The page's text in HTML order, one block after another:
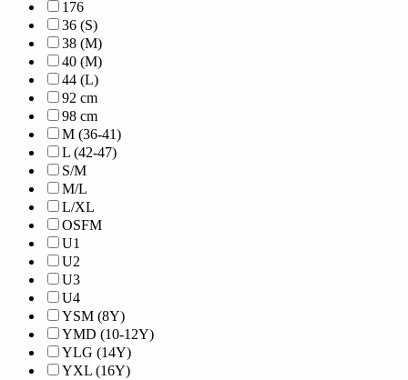
176
36 (S)
38 (M)
40 (M)
44 (L)
92 cm
98 cm
M (36-41)
L (42-47)
S/M
M/L
L/XL
OSFM
U1
U2
U3
U4
YSM (8Y)
YMD (10-12Y)
YLG (14Y)
YXL (16Y)